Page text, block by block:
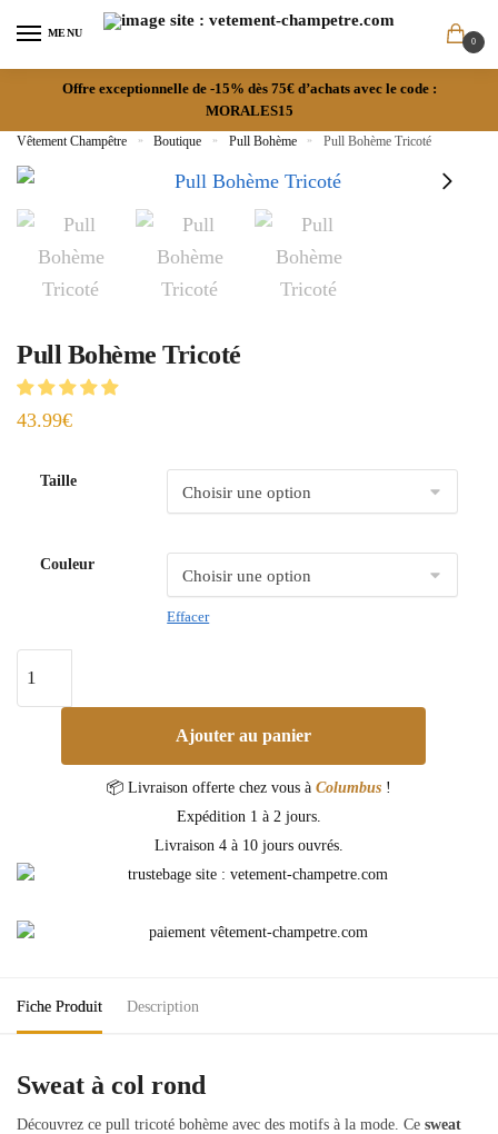
MENU
0
Offre exceptionnelle de -15% dès 75€ d’achats avec le code :
MORALES15
Vêtement Champêtre » Boutique » Pull Bohème » Pull Bohème Tricoté
Pull Bohème Tricoté
43.99€
Taille
Couleur
Effacer
Ajouter au panier
📦 Livraison offerte chez vous à Columbus !
Expédition 1 à 2 jours.
Livraison 4 à 10 jours ouvrés.
Fiche Produit Description
Sweat à col rond
Découvrez ce pull tricoté bohème avec des motifs à la mode. Ce sweat